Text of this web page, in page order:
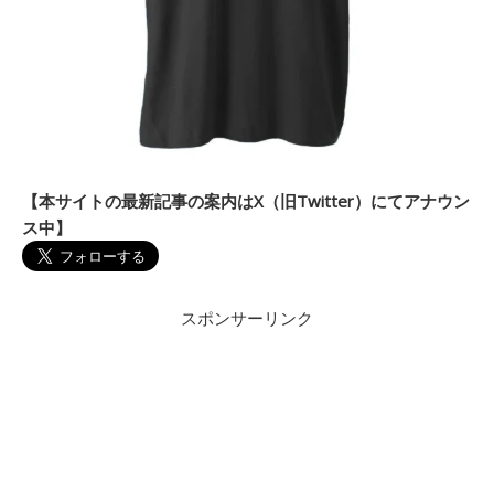
【本サイトの最新記事の案内はX（旧Twitter）にてアナウン
ス中】
スポンサーリンク